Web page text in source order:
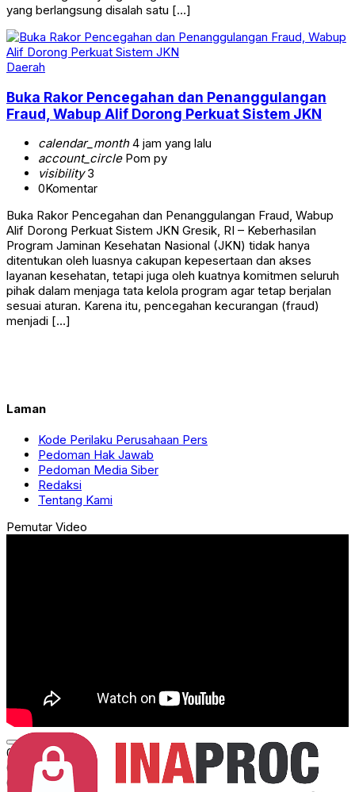
yang berlangsung disalah satu […]
Daerah
Buka Rakor Pencegahan dan Penanggulangan
Fraud, Wabup Alif Dorong Perkuat Sistem JKN
calendar_month4 jam yang lalu
account_circlePom py
visibility3
0Komentar
Buka Rakor Pencegahan dan Penanggulangan Fraud, Wabup
Alif Dorong Perkuat Sistem JKN Gresik, RI – Keberhasilan
Program Jaminan Kesehatan Nasional (JKN) tidak hanya
ditentukan oleh luasnya cakupan kepesertaan dan akses
layanan kesehatan, tetapi juga oleh kuatnya komitmen seluruh
pihak dalam menjaga tata kelola program agar tetap berjalan
sesuai aturan. Karena itu, pencegahan kecurangan (fraud)
menjadi […]
Laman
Kode Perilaku Perusahaan Pers
Pedoman Hak Jawab
Pedoman Media Siber
Redaksi
Tentang Kami
Pemutar Video
00:00
00:00
01:10